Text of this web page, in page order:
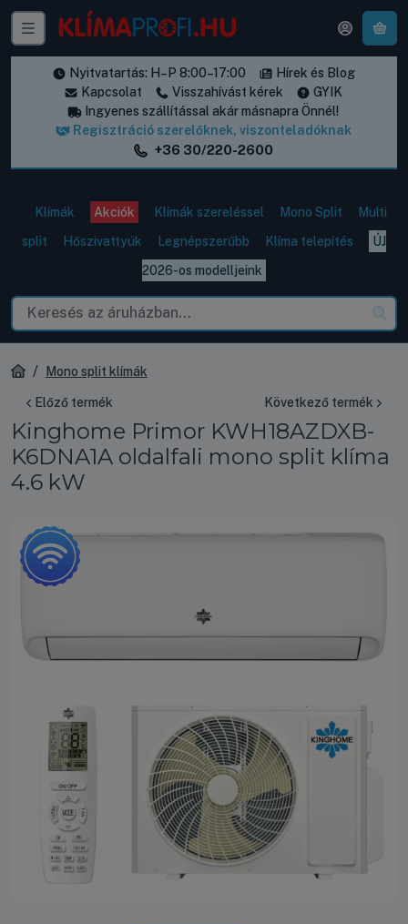
Nyitvatartás: H–P 8:00–17:00
Hírek és Blog
Kapcsolat
Visszahívást kérek
GYIK
Ingyenes szállítással akár másnapra Önnél!
Regisztráció szerelőknek, viszonteladóknak
+36 30/220-2600
Klímák Akciók Klímák szereléssel Mono Split
Multi
split
Hőszivattyúk Legnépszerűbb Klíma telepítés
ÚJ
2026-os modelljeink
Mono split klímák
Előző termék Következő termék
Kinghome Primor KWH18AZDXB-
K6DNA1A oldalfali mono split klíma
4.6 kW